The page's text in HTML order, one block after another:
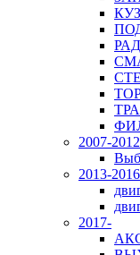
2007-2012
2013-2016
2017-